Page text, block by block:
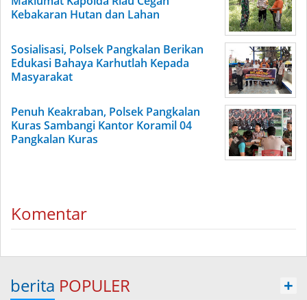
Kebakaran Hutan dan Lahan
Sosialisasi, Polsek Pangkalan Berikan
Edukasi Bahaya Karhutlah Kepada
Masyarakat
Penuh Keakraban, Polsek Pangkalan
Kuras Sambangi Kantor Koramil 04
Pangkalan Kuras
Komentar
berita POPULER +